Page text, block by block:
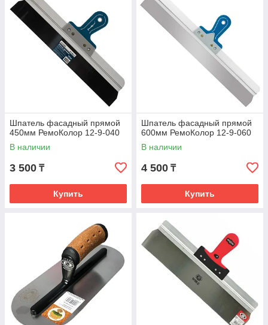
Шпатель фасадный прямой
450мм РемоКолор 12-9-040
В наличии
3 500 ₸
Купить
Шпатель фасадный прямой
600мм РемоКолор 12-9-060
В наличии
4 500 ₸
Купить